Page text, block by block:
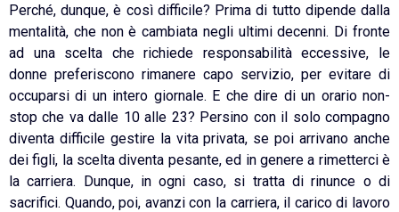
Perché, dunque, è così difficile? Prima di tutto dipende dalla
mentalità, che non è cambiata negli ultimi decenni. Di fronte
ad una scelta che richiede responsabilità eccessive, le
donne preferiscono rimanere capo servizio, per evitare di
occuparsi di un intero giornale. E che dire di un orario non-
stop che va dalle 10 alle 23? Persino con il solo compagno
diventa difficile gestire la vita privata, se poi arrivano anche
dei figli, la scelta diventa pesante, ed in genere a rimetterci è
la carriera. Dunque, in ogni caso, si tratta di rinunce o di
sacrifici. Quando, poi, avanzi con la carriera, il carico di lavoro